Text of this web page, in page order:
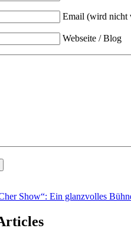
Email (wird nicht
Webseite / Blog
Show“: Ein glanzvolles